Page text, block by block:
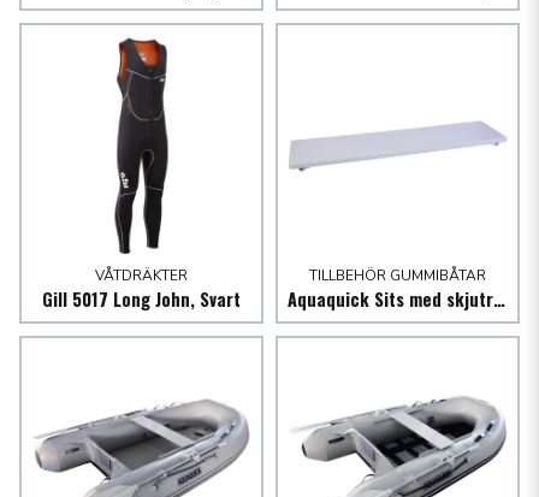
VÅTDRÄKTER
Gill 5017 Long John, Svart
TILLBEHÖR GUMMIBÅTAR
Aquaquick Sits med skjutreglage